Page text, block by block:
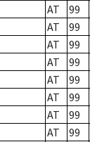
AT 99
AT 99
AT 99
AT 99
AT 99
AT 99
AT 99
AT 99